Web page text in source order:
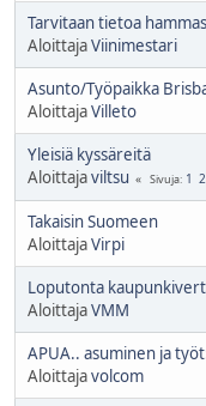
Tarvitaan tietoa
AloittajaViinimestari
Asunto/Työpaikka
AloittajaVilleto
Yleisiä kyssäreitä
Aloittajaviltsu Sivuja 1 2
Takaisin Suomeen
AloittajaVirpi
Loputonta
AloittajaVMM
APUA.. asuminen ja
Aloittajavolcom